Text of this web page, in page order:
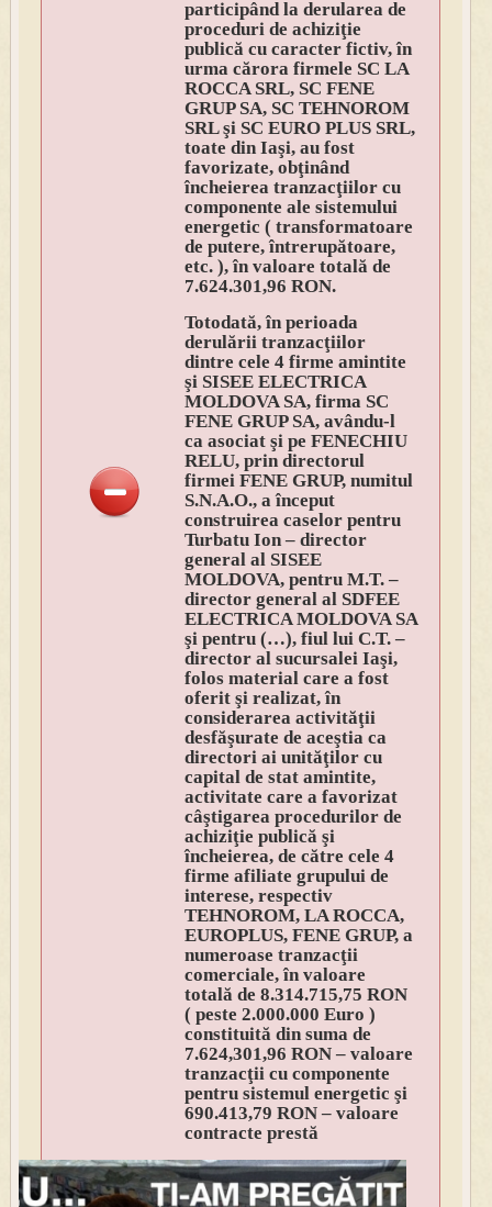
participând la derularea de
proceduri de achiziţie
publică cu caracter fictiv, în
urma cărora firmele SC LA
ROCCA SRL, SC FENE
GRUP SA, SC TEHNOROM
SRL şi SC EURO PLUS SRL,
toate din Iaşi, au fost
favorizate, obţinând
încheierea tranzacţiilor cu
componente ale sistemului
energetic ( transformatoare
de putere, întrerupătoare,
etc. ), în valoare totală de
7.624.301,96 RON.
Totodată, în perioada
derulării tranzacţiilor
dintre cele 4 firme amintite
şi SISEE ELECTRICA
MOLDOVA SA, firma SC
FENE GRUP SA, avându-l
ca asociat şi pe FENECHIU
RELU, prin directorul
firmei FENE GRUP, numitul
S.N.A.O., a început
construirea caselor pentru
Turbatu Ion – director
general al SISEE
MOLDOVA, pentru M.T. –
director general al SDFEE
ELECTRICA MOLDOVA SA
şi pentru (…), fiul lui C.T. –
director al sucursalei Iaşi,
folos material care a fost
oferit şi realizat, în
considerarea activităţii
desfăşurate de aceştia ca
directori ai unităţilor cu
capital de stat amintite,
activitate care a favorizat
câştigarea procedurilor de
achiziţie publică şi
încheierea, de către cele 4
firme afiliate grupului de
interese, respectiv
TEHNOROM, LA ROCCA,
EUROPLUS, FENE GRUP, a
numeroase tranzacţii
comerciale, în valoare
totală de 8.314.715,75 RON
( peste 2.000.000 Euro )
constituită din suma de
7.624,301,96 RON – valoare
tranzacţii cu componente
pentru sistemul energetic şi
690.413,79 RON – valoare
contracte prestă